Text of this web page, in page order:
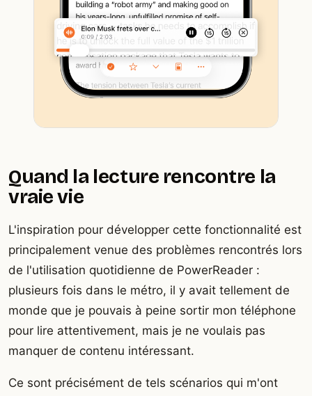
Quand la lecture rencontre la
vraie vie
L'inspiration pour développer cette fonctionnalité est
principalement venue des problèmes rencontrés lors
de l'utilisation quotidienne de PowerReader :
plusieurs fois dans le métro, il y avait tellement de
monde que je pouvais à peine sortir mon téléphone
pour lire attentivement, mais je ne voulais pas
manquer de contenu intéressant.
Ce sont précisément de tels scénarios qui m'ont